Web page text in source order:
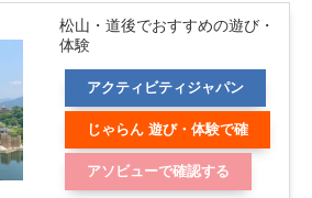
松山・道後でおすすめの遊び・
体験
アクティビティジャパン
じゃらん 遊び・体験で確
認する
アソビューで確認する